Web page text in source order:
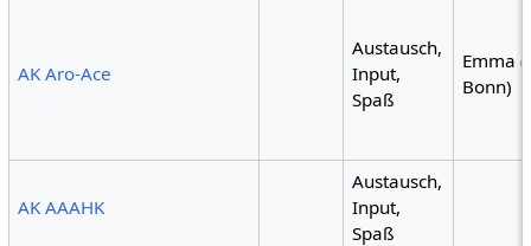
AK Aro-Ace
Austausch,
Input,
Spaß
Emma
Bonn)
AK AAAHK
Austausch,
Input,
Spaß